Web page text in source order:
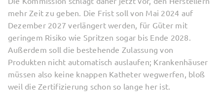
mehr Zeit zu geben. Die Frist soll von Mai 2024 auf
Dezember 2027 verlängert werden, für Güter mit
geringem Risiko wie Spritzen sogar bis Ende 2028.
Außerdem soll die bestehende Zulassung von
Produkten nicht automatisch auslaufen; Krankenhäuser
müssen also keine knappen Katheter wegwerfen, bloß
weil die Zertifizierung schon so lange her ist.